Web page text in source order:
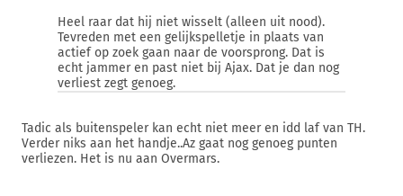
Heel raar dat hij niet wisselt (alleen uit nood).
Tevreden met een gelijkspelletje in plaats van
actief op zoek gaan naar de voorsprong. Dat is
echt jammer en past niet bij Ajax. Dat je dan nog
verliest zegt genoeg.
Tadic als buitenspeler kan echt niet meer en idd laf van TH.
Verder niks aan het handje..Az gaat nog genoeg punten
verliezen. Het is nu aan Overmars.